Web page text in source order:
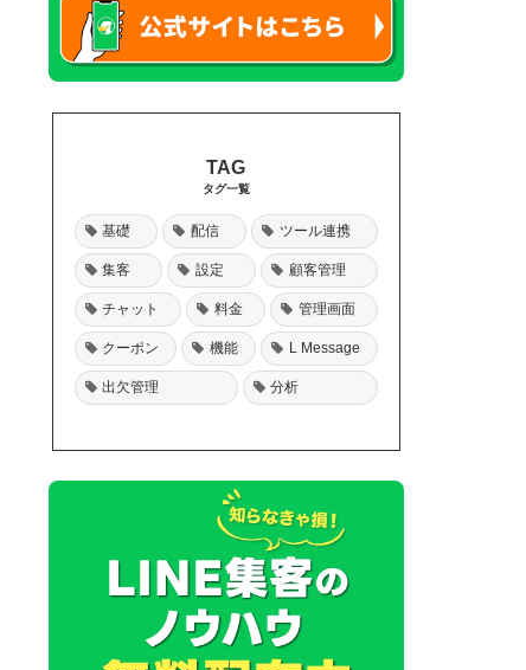
タグ一覧
基礎 配信 ツール連携
集客 設定 顧客管理
チャット 料金 管理画面
クーポン 機能 L Message
出欠管理 分析